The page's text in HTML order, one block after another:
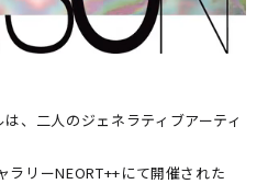
は、二人のジェネラティブアーティ
リーNEORT++にて開催された